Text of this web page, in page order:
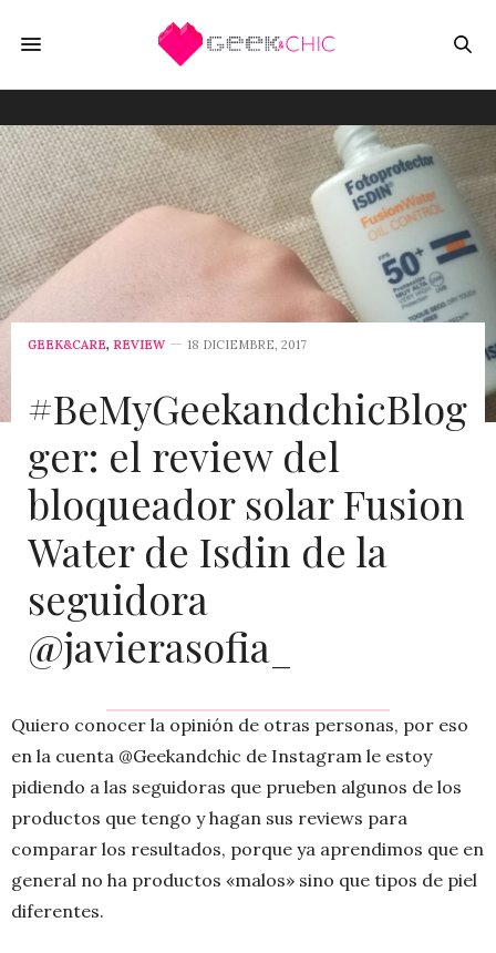
GEEK&CARE, REVIEW 18 DICIEMBRE, 2017
#BeMyGeekandchicBlog
ger: el review del
bloqueador solar Fusion
Water de Isdin de la
seguidora
@javierasofia_
Quiero conocer la opinión de otras personas, por eso
en la cuenta @Geekandchic de Instagram le estoy
pidiendo a las seguidoras que prueben algunos de los
productos que tengo y hagan sus reviews para
comparar los resultados, porque ya aprendimos que en
general no ha productos «malos» sino que tipos de piel
diferentes.